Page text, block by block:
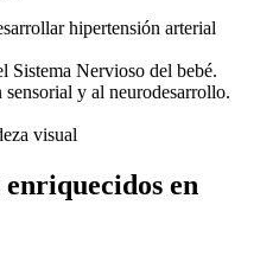
hipertensión arterial
Sistema Nervioso del bebé.
y al neurodesarrollo.
visual
en